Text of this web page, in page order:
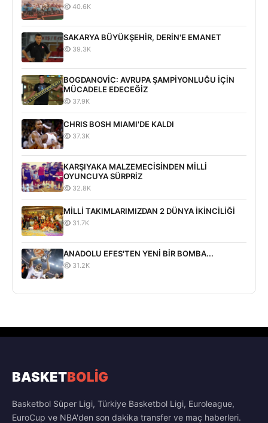
40.6K
SAKARYA BÜYÜKŞEHİR, DERİN'E EMANET
39.3K
BOGDANOVİC: AVRUPA ŞAMPİYONLUĞU İÇİN
MÜCADELE EDECEĞİZ
37.9K
CHRIS BOSH MIAMI'DE KALDI
37.3K
KARŞIYAKA MALZEMECİSİNDEN MİLLİ
OYUNCUYA SÜRPRİZ
32.8K
MİLLİ TAKIMLARIMIZDAN 2 DÜNYA İKİNCİLİĞİ
31.7K
ANADOLU EFES'TEN YENİ BİR BOMBA...
31.2K
BASKETBOLİG
Basketbol Süper Ligi, Türkiye Basketbol Ligi, Euroleague,
EuroCup ve NBA'den son dakika transfer ve maç haberleri.